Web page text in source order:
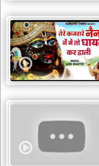
दयाल
भजन
bawa
lal
dayal
bhajans
शनि
देव
भजन
आज